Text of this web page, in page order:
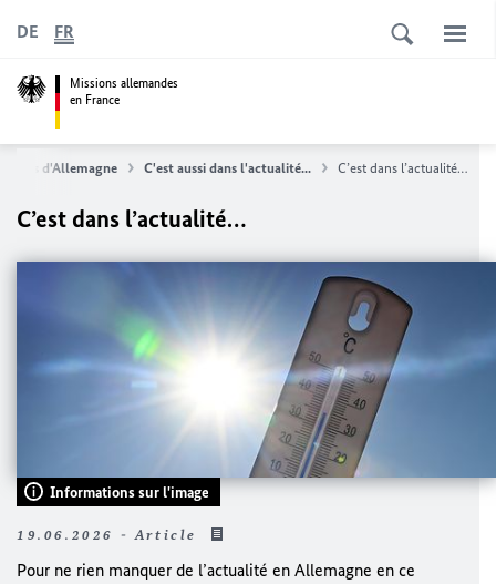
Missions allemandes
en France
DE FR
d'Allemagne C'est aussi dans l'actualité... C’est dans l’actualité…
C’est dans l’actualité…
Informations sur l'image
19.06.2026 - Article
Pour ne rien manquer de l’actualité en Allemagne en ce